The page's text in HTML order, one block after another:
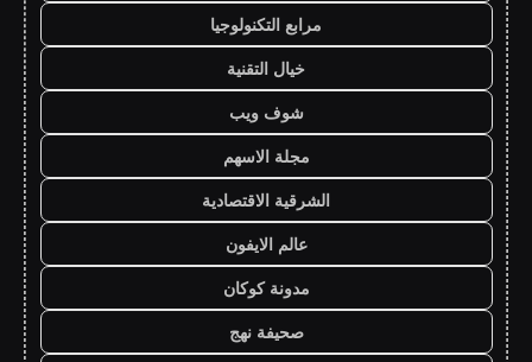
مرابع التكنولوجيا
خيال التقنية
شوف ويب
مجلة الاسهم
الشرقية الاقتصادية
عالم الايفون
مدونة كوكان
صحيفة نهج